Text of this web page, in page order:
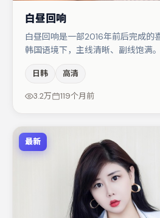
白昼回响
白昼回响是一部2016年前后完成的
韩国语境下，主线清晰、副线饱满
容包括胡歌、赵丽颖、河正宇等，
喜欢抠台词与伏笔的观众。节奏紧
日韩 高清
3.2万 119个月前
最新